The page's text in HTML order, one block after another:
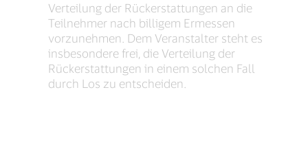
Verteilung der Rückerstattungen an die
Teilnehmer nach billigem Ermessen
vorzunehmen. Dem Veranstalter steht es
insbesondere frei, die Verteilung der
Rückerstattungen in einem solchen Fall
durch Los zu entscheiden.